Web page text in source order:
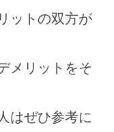
ットの双方が
メリットをそ
はぜひ参考に